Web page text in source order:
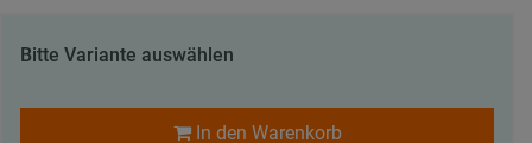
Bitte Variante auswählen
In den Warenkorb